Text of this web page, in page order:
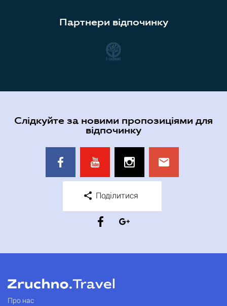
Партнери відпочинку
Слідкуйте за новими пропозиціями для
відпочинку
Поділитися
Про нас